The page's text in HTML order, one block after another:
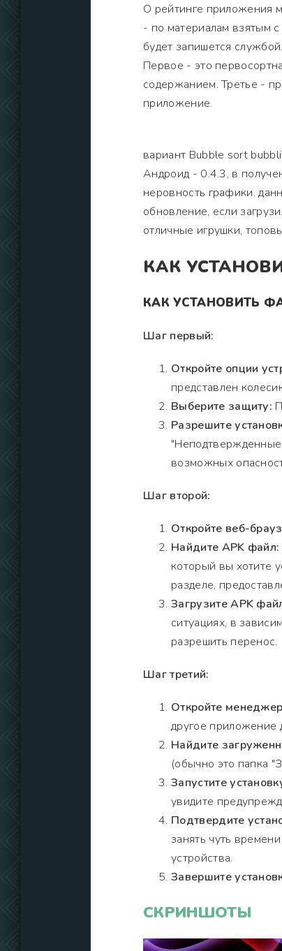
О рейтинге приложения
- по материалам взятым
будет запишется
Первое - это
содержанием. Третье -
приложение.
вариант Bubble sort
Андроид - 0.4.3, в
неровность графики.
обновление, если
отличные игрушки,
КАК
КАК УСТАНОВИТЬ
Шаг первый:
Откройте опции
представлен
Выберите защиту:
Разрешите
возможных
Шаг второй:
Откройте веб-
Найдите APK файл:
который вы хотите
разделе,
Загрузите APK
ситуациях, в
разрешить перенос.
Шаг третий:
Откройте
другое приложение
Найдите
(обычно это папка
Запустите
увидите
Подтвердите
занять чуть
устройства.
Завершите
СКРИНШОТЫ